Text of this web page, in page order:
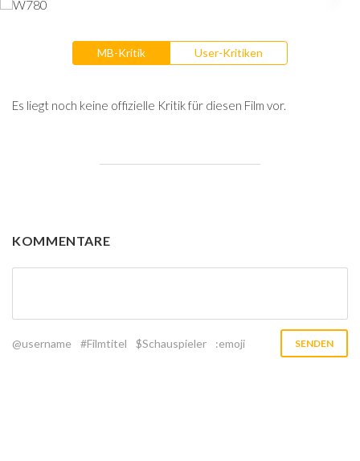
MB-Kritik User-Kritiken
Es liegt noch keine offizielle Kritik für diesen Film vor.
KOMMENTARE
@username #Filmtitel $Schauspieler :emoji